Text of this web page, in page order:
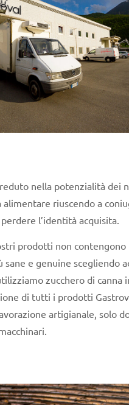
nella potenzialità dei
riuscendo a
l’identità acquisita.
prodotti non
e genuine scegliendo
zucchero di
di tutti i prodotti
artigianale, solo